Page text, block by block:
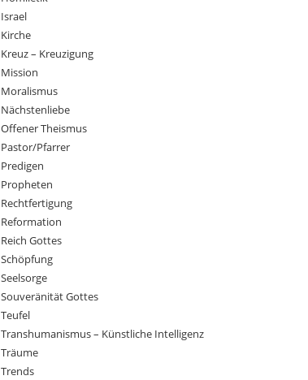
Israel
Kirche
Kreuz – Kreuzigung
Mission
Moralismus
Nächstenliebe
Offener Theismus
Pastor/Pfarrer
Predigen
Propheten
Rechtfertigung
Reformation
Reich Gottes
Schöpfung
Seelsorge
Souveränität Gottes
Teufel
Transhumanismus – Künstliche Intelligenz
Träume
Trends